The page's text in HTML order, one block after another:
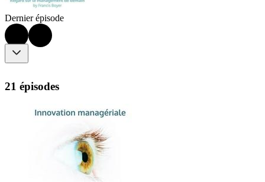
Dernier épisode
21 épisodes